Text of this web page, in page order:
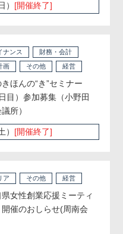
） [開催終了]
ナンス
財務・会計
画
その他 経営
ほんの“き”セミナー
日目）参加募集（小野田
所）
） [開催終了]
ア その他 経営
県女性創業応援ミーティ
開催のおしらせ(周南会